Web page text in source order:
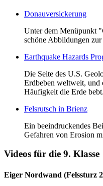
Donauversickerung
Unter dem Menüpunkt
schöne Abbildungen
Earthquake Hazards
Die Seite des U.S.
Erdbeben weltweit, und
Häufigkeit die Erde bebt.
Felsrutsch in Brienz
Ein beeindruckendes
Gefahren von Erosion
Videos für die 9. Klasse
Eiger Nordwand (Felssturz